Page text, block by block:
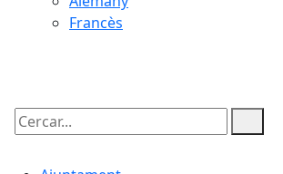
Francès
Cercar: